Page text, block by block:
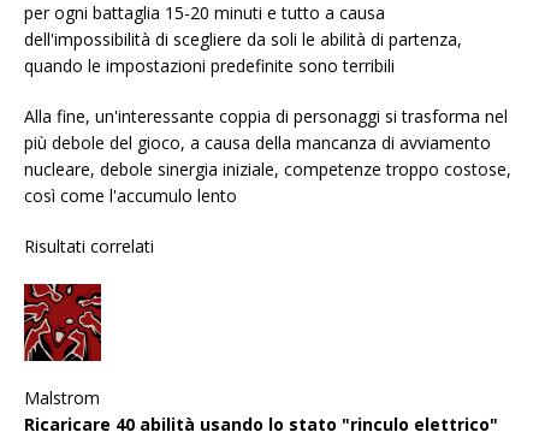
per ogni battaglia 15-20 minuti e tutto a causa
dell'impossibilità di scegliere da soli le abilità di partenza,
quando le impostazioni predefinite sono terribili
Alla fine, un'interessante coppia di personaggi si trasforma nel
più debole del gioco, a causa della mancanza di avviamento
nucleare, debole sinergia iniziale, competenze troppo costose,
così come l'accumulo lento
Risultati correlati
Malstrom
Ricaricare 40 abilità usando lo stato "rinculo elettrico"